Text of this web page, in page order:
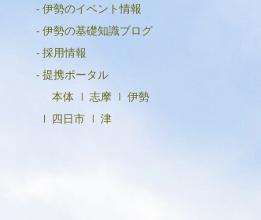
2024年2月
2024年1月
2023年12月
2023年11月
2023年10月
伊勢のイベント情報
伊勢の基礎知識ブログ
採用情報
提携ポータル
本体
志摩
伊勢
四日市
津